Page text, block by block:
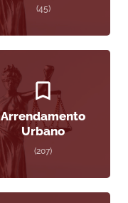
(45)
Arrendamento
Urbano
(207)